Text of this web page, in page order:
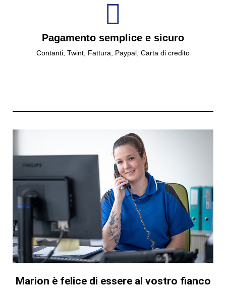
Pagamento semplice e sicuro
Contanti, Twint, Fattura, Paypal, Carta di credito
Marion è felice di essere al vostro fianco